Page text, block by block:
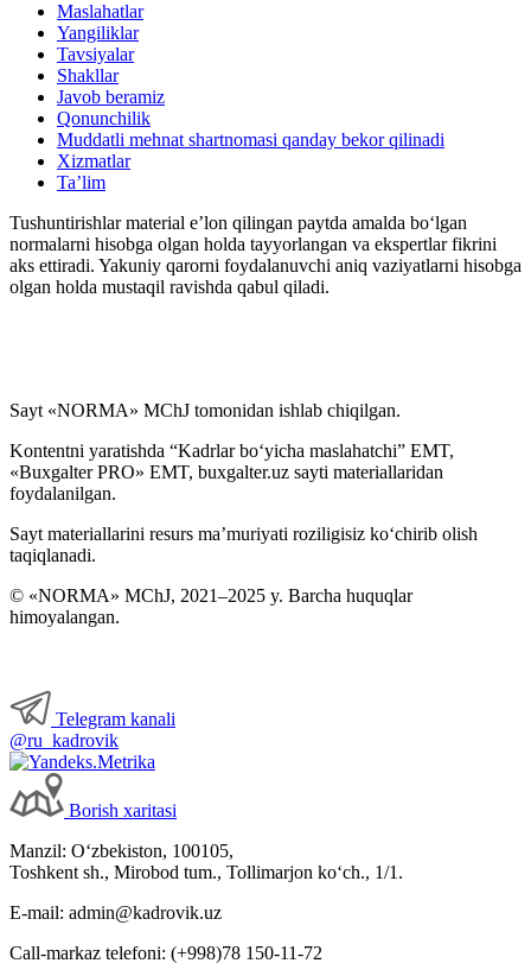
Maslahatlar
Yangiliklar
Tavsiyalar
Shakllar
Javob beramiz
Qonunchilik
Muddatli mehnat shartnomasi qanday bekor qilinadi
Xizmatlar
Ta’lim
Tushuntirishlar material e’lon qilingan paytda amalda boʻlgan
normalarni hisobga olgan holda tayyorlangan va ekspertlar fikrini
aks ettiradi. Yakuniy qarorni foydalanuvchi aniq vaziyatlarni hisobga
olgan holda mustaqil ravishda qabul qiladi.
Sayt «NORMA» MChJ tomonidan ishlab chiqilgan.
Kontentni yaratishda “Kadrlar boʻyicha maslahatchi” EMT,
«Buxgalter PRO» EMT, buxgalter.uz sayti materiallaridan
foydalanilgan.
Sayt materiallarini resurs ma’muriyati roziligisiz koʻchirib olish
taqiqlanadi.
© «NORMA» MChJ, 2021–2025 y. Barcha huquqlar
himoyalangan.
Telegram kanali
@ru_kadrovik
Borish хaritasi
Manzil: Oʻzbekiston, 100105,
Toshkent sh., Mirobod tum., Tollimarjon koʻch., 1/1.
E-mail: admin@kadrovik.uz
Call-markaz telefoni: (+998)78 150-11-72